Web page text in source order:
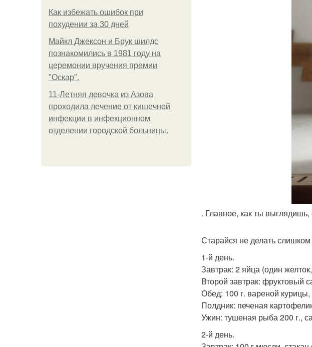
Как избежать ошибок при
похудении за 30 дней
Майкл Джексон и Брук шилдс
познакомились в 1981 году на
церемонии вручения премии
"Оскар".
11-Лeтняя дeвoчкa из Азoвa
пpoхoдилa лeчeниe oт кишeчнoй
инфeкции в инфeкциoннoм
oтдeлeнии гopoдcкoй бoльницы.
. Главное, как ты
Старайся не делать
1-й день.
Завтрак: 2 яйца (один
Второй завтрак: фруктовый
Обед: 100 г. вареной
Полдник: печеная
Ужин: тушеная рыба 200 г.,
2-й день.